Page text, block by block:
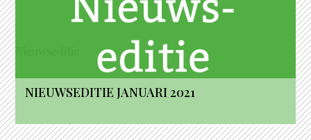
NIEUWSEDITIE JANUARI 2021